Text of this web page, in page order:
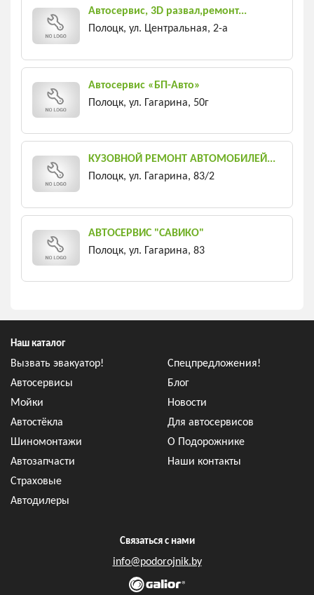
Автосервис, 3D развал,ремонт...
Полоцк, ул. Центральная, 2-а
Автосервис «БП-Авто»
Полоцк, ул. Гагарина, 50г
КУЗОВНОЙ РЕМОНТ АВТОМОБИЛЕЙ...
Полоцк, ул. Гагарина, 83/2
АВТОСЕРВИС "САВИКО"
Полоцк, ул. Гагарина, 83
Наш каталог
Вызвать эвакуатор!
Автосервисы
Мойки
Автостёкла
Шиномонтажи
Автозапчасти
Страховые
Автодилеры
Спецпредложения!
Блог
Новости
Для автосервисов
О Подорожнике
Наши контакты
Связаться с нами
info@podorojnik.by